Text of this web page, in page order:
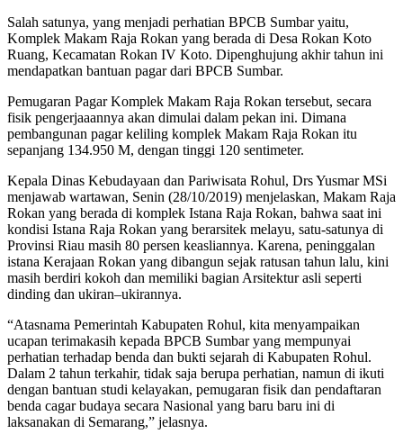
Salah satunya, yang menjadi perhatian BPCB Sumbar yaitu,
Komplek Makam Raja Rokan yang berada di Desa Rokan Koto
Ruang, Kecamatan Rokan IV Koto. Dipenghujung akhir tahun ini
mendapatkan bantuan pagar dari BPCB Sumbar.
Pemugaran Pagar Komplek Makam Raja Rokan tersebut, secara
fisik pengerjaaannya akan dimulai dalam pekan ini. Dimana
pembangunan pagar keliling komplek Makam Raja Rokan itu
sepanjang 134.950 M, dengan tinggi 120 sentimeter.
Kepala Dinas Kebudayaan dan Pariwisata Rohul, Drs Yusmar MSi
menjawab wartawan, Senin (28/10/2019) menjelaskan, Makam Raja
Rokan yang berada di komplek Istana Raja Rokan, bahwa saat ini
kondisi Istana Raja Rokan yang berarsitek melayu, satu-satunya di
Provinsi Riau masih 80 persen keasliannya. Karena, peninggalan
istana Kerajaan Rokan yang dibangun sejak ratusan tahun lalu, kini
masih berdiri kokoh dan memiliki bagian Arsitektur asli seperti
dinding dan ukiran–ukirannya.
“Atasnama Pemerintah Kabupaten Rohul, kita menyampaikan
ucapan terimakasih kepada BPCB Sumbar yang mempunyai
perhatian terhadap benda dan bukti sejarah di Kabupaten Rohul.
Dalam 2 tahun terkahir, tidak saja berupa perhatian, namun di ikuti
dengan bantuan studi kelayakan, pemugaran fisik dan pendaftaran
benda cagar budaya secara Nasional yang baru baru ini di
laksanakan di Semarang,” jelasnya.